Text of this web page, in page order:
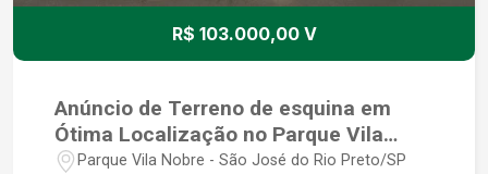
R$ 103.000,00 V
Anúncio de Terreno de esquina em
Ótima Localização no Parque Vila
Nobre
Parque Vila Nobre - São José do Rio Preto/SP